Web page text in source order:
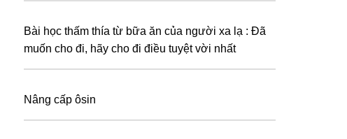
Bài học thấm thía từ bữa ăn của người xa lạ : Đã
muốn cho đi, hãy cho đi điều tuyệt vời nhất
Nâng cấp ôsin